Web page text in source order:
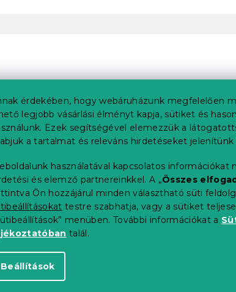
érdekében, hogy webáruházunk megfelelően
legjobb vásárlási élményt kapja, sütiket és
Ezek segítségével elemezzük a
a tartalmat és releváns hirdetéseket
használatával kapcsolatos információkat
és elemző partnereinkkel. A „Összes
Ön hozzájárul minden választható süti
testre szabhatja, vagy a sütiket
menüben. További információkat a
talál.
Beállítások